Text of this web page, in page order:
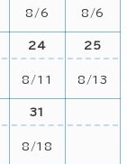
8/6 8/6
24
8/11
25
8/13
31
8/18